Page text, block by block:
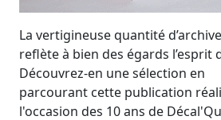
La vertigineuse quantité
reflète à bien des égards l’esprit
Découvrez-en une sélection en
parcourant cette publication
l'occasion des 10 ans de